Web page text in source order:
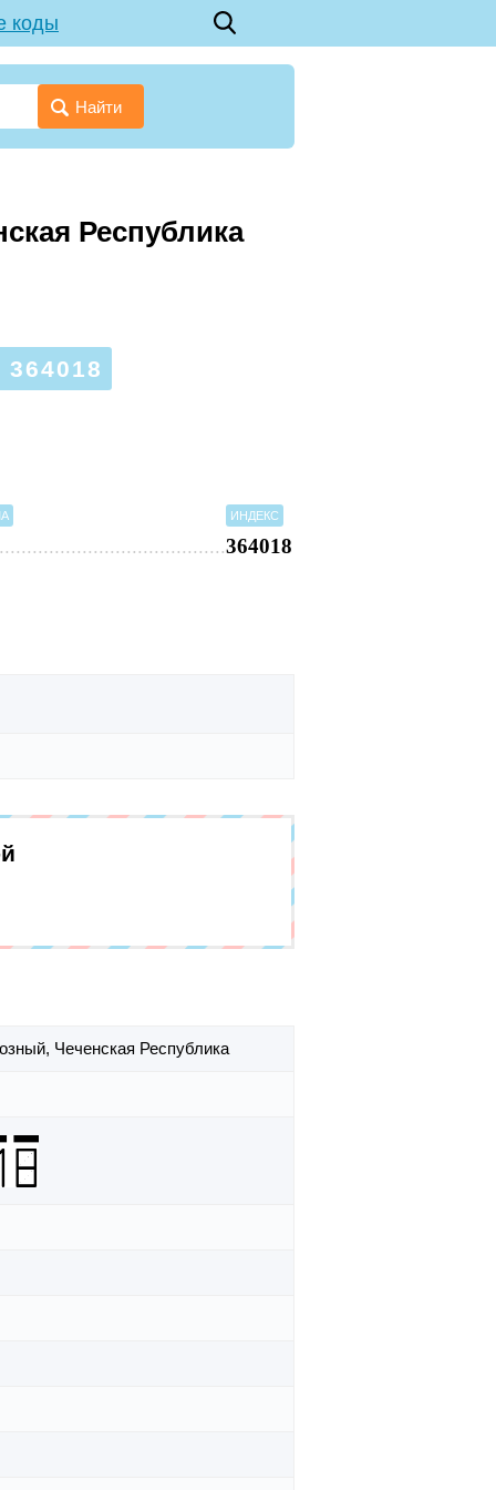
коды
Найти
Республика
ИНДЕКС
364018
Чеченская Республика